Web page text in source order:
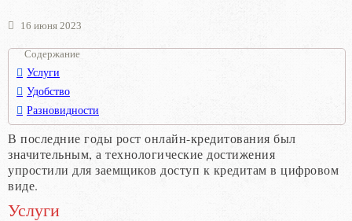
16 июня 2023
Содержание
Услуги
Удобство
Разновидности
В последние годы рост онлайн-кредитования был
значительным, а технологические достижения
упростили для заемщиков доступ к кредитам в цифровом
виде.
Услуги